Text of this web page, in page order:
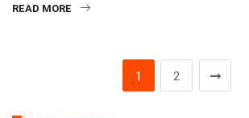
READ MORE
1 2